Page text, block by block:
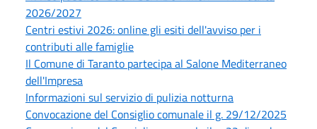
2026/2027
Centri estivi 2026: online gli esiti dell'avviso per i
contributi alle famiglie
Il Comune di Taranto partecipa al Salone Mediterraneo
dell'Impresa
Informazioni sul servizio di pulizia notturna
Convocazione del Consiglio comunale il g. 29/12/2025